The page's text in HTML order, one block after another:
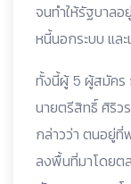
จนทำให้รัฐบาล
หนี้นอกระบบ แล
ทั้งนี้ผู้ 5 ผู้สมัคร
นายตรีสิทธิ์ ศิริว
กล่าวว่า ตนอยู่ที่
ลงพื้นที่มาโดยต